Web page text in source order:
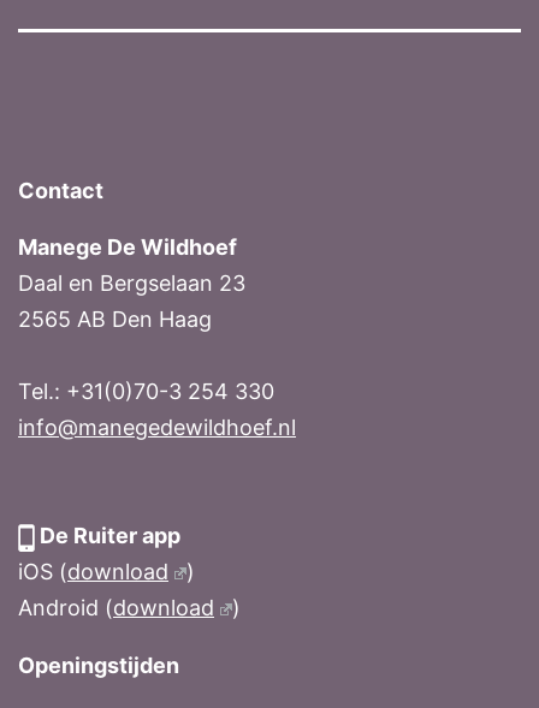
Contact
Manege De Wildhoef
Daal en Bergselaan 23
2565 AB Den Haag
Tel.: +31(0)70-3 254 330
info@manegedewildhoef.nl
De Ruiter app
iOS (download
)
Android (download )
Openingstijden